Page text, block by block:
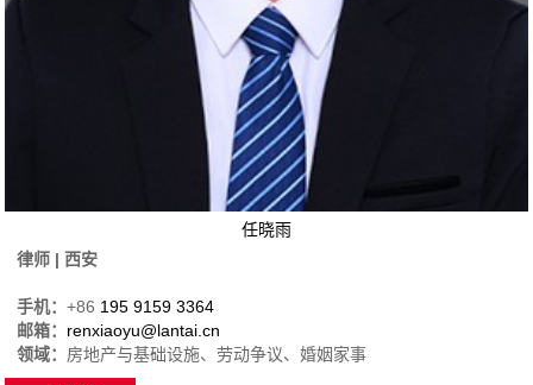
任晓雨
律师 | 西安
手机：+86 195 9159 3364
邮箱： renxiaoyu@lantai.cn
领域： 房地产与基础设施、劳动争议、婚姻家事